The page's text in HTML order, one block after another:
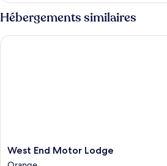
Double
Deluxe
type
de
chambre
Chambre
Hébergements similaires
West
End
West End Motor Lodge
West End Motor Lodge